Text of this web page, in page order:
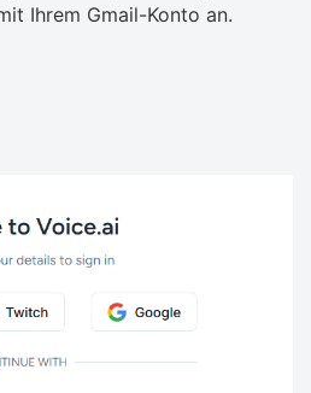
Ihrem Gmail-Konto an.